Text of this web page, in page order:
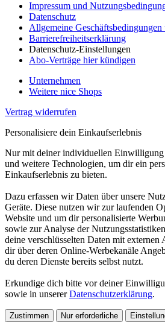
Impressum und
Datenschutz
Allgemeine
Barrierefreiheitserklärung
Datenschutz-Einstellungen
Abo-Verträge hier kündigen
Unternehmen
Weitere nice Shops
Vertrag widerrufen
Personalisiere dein Einkaufserlebnis
Nur mit deiner individuellen
und weitere Technologien, um dir ein
Einkaufserlebnis zu bieten.
Dazu erfassen wir Daten über unsere
Geräte. Diese nutzen wir zur laufenden
Website und um dir personalisierte
sowie zur Analyse der
deine verschlüsselten Daten mit externen
dir über deren Online-Werbekanäle
du deren Dienste bereits selbst nutzt.
Erkundige dich bitte vor deiner
sowie in unsererDatenschutzerklärung.
Zustimmen Nur erforderliche